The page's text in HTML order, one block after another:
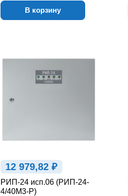
В корзину
12 979,82 ₽
РИП-24 исп.06 (РИП-24-
4/40М3-Р)